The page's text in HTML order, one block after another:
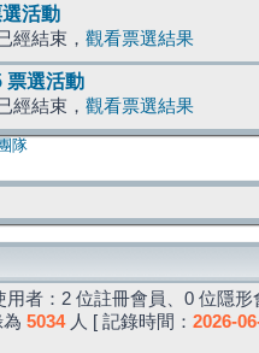
活動
經結束， 觀看票選結果
票選活動
經結束， 觀看票選結果
隊
用者：2 位註冊會員、0 位隱
5034人 [ 記錄時間： 2026-